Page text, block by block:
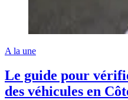
A la une
Le guide pour
des véhicules en